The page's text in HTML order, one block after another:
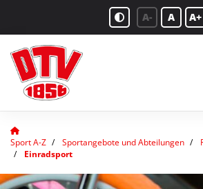
A- A A+
Sport A-Z Sportangebote und Abteilungen
Einradsport